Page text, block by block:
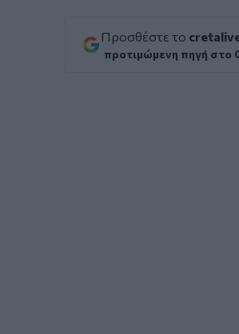
Προσθέστε το
προτιμώμενη πηγή στο